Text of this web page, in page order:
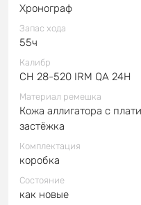
Хронограф
Запас хода
55ч
Калибр
CH 28-520 IRM QA 24H
Материал ремешка
Кожа аллигатора с
застёжка
Комплектация
коробка
Состояние
как новые